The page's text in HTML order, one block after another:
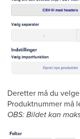
Deretter må du
Produktnummer må
OBS: Bildet kan